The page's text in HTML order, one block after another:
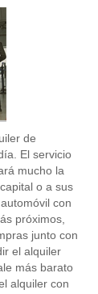
de
El servicio
mucho la
o a sus
con
próximos,
junto con
el alquiler
más barato
alquiler con